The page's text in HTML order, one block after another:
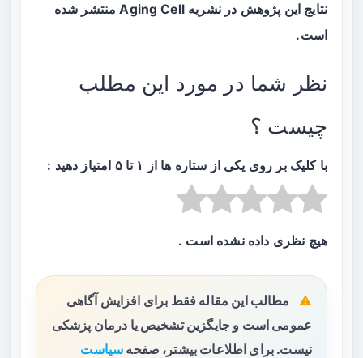
نتایج این پژوهش در نشریه Aging Cell منتشر شده
است.
نظر شما در مورد این مطلب
چیست ؟
با کلیک بر روی یکی از ستاره ها از ۱ تا ۵ امتیاز دهید :
هیچ نظری داده نشده است .
مطالب این مقاله فقط برای افزایش آگاهی
عمومی است و جایگزین تشخیص یا درمان پزشکی
نیست. برای اطلاعات بیشتر، صفحه سیاست